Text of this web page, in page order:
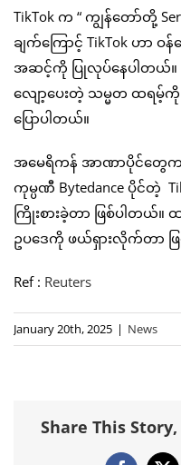
TikTok က “ ကျွန်တော်တို့
ချက်ကြောင့် TikTok ဟာ
အဆင့်ကို ပြုလုပ်နေပါတယ်။
လျော့ပေးတဲ့ သမ္မတ ထရမ့်ကို
ပြောပါတယ်။
အမေရိကန် အာဏာပိုင်တွေ
ကုမ္ပဏီ Bytedance ပိုင်တဲ့
ကြိုးစားခဲ့တာ ဖြစ်ပါတယ်။
ဥပဒေကို ဖယ်ရှားလိုက်တာ ဖ
Ref : Reuters
January 20th, 2025 | News
Share This